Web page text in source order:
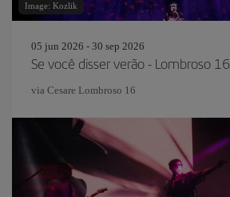
Image: Kozlik
05 jun 2026 - 30 sep 2026
Se você disser verão - Lombroso 16
via Cesare Lombroso 16